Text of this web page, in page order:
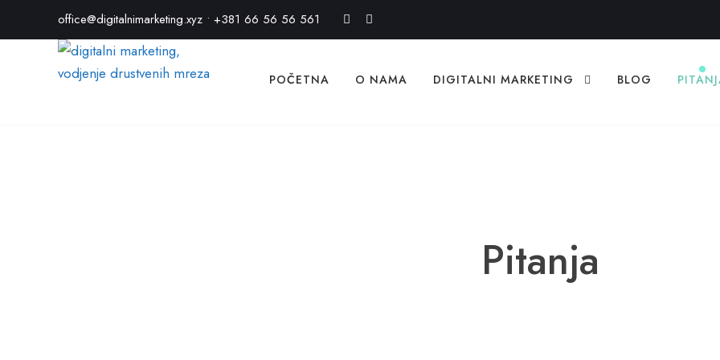
office@digitalnimarketing.xyz • +381 66 56 56 561
POČETNA O NAMA DIGITALNI MARKETING BLOG
Pitanja